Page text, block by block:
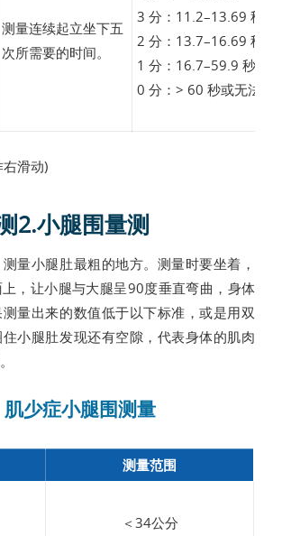
测量连续起立坐下五
次所需要的时间。
3 分：11.2–13.69 秒
2 分：13.7–16.69 秒
1 分：16.7–59.9 秒
0 分：> 60 秒或无法完
滑动)
2.小腿围量测
量小腿肚最粗的地方。测量时要坐着，
，让小腿与大腿呈90度垂直弯曲，身体
量出来的数值低于以下标准，或是用双
小腿肚发现还有空隙，代表身体的肌肉
肌少症小腿围测量
测量范围
＜34公分